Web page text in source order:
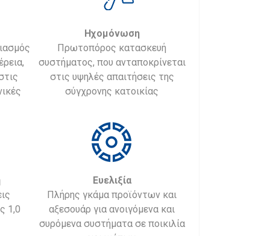
Ηχομόνωση
Πρωτοπόρος κατασκευή
συστήματος, που ανταποκρίνεται
στις υψηλές απαιτήσεις της
σύγχρονης κατοικίας
1,0
Ευελιξία
Πλήρης γκάμα προϊόντων και
αξεσουάρ για ανοιγόμενα και
συρόμενα συστήματα σε ποικιλία